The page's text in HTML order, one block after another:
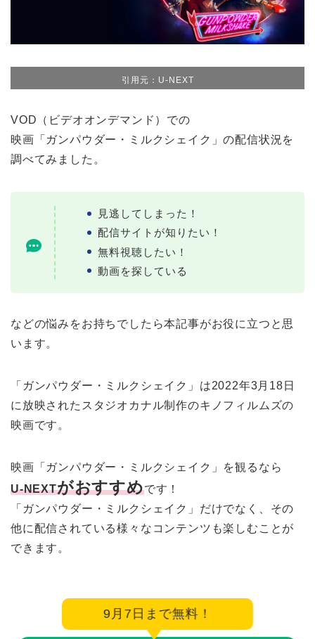
引用元：U-NEXT
VOD（ビデオオンデマンド）での
映画「ガンパウダー・ミルクシェイク」の配信状況を
調べてみました。
見逃してしまった！
配信サイトが知りたい！
無料視聴したい！
動画を探している
などの悩みをお持ちでしたら本記事がお役に立つと思
います。
「ガンパウダー・ミルクシェイク」は2022年3月18日
に放映されたスタジオカナル制作のキノフィルムズの
映画です。
映画「ガンパウダー・ミルクシェイク」を観るなら
U-NEXTがおすすめです！
「ガンパウダー・ミルクシェイク」だけでなく、その
他に配信されている様々なコンテンツも楽しむことが
できます。
9月7日まで無料！